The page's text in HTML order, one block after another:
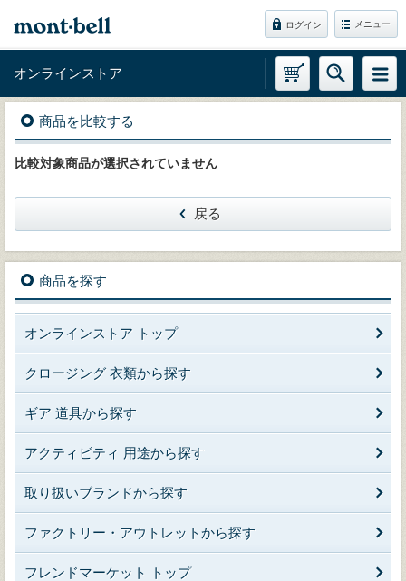
ログイン メニュー
オンラインストア
商品を比較する
比較対象商品が選択されていません
戻る
商品を探す
オンラインストア トップ
クロージング 衣類から探す
ギア 道具から探す
アクティビティ 用途から探す
取り扱いブランドから探す
ファクトリー・アウトレットから探す
フレンドマーケット トップ